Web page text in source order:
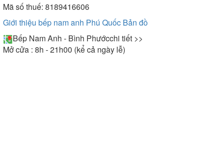
Mã số thuế: 8189416606
Giới thiệu bếp nam anh Phú Quốc Bản đồ
Bếp Nam Anh - Bình Phướcchi tiết >>
Mở cửa : 8h - 21h00 (kể cả ngày lễ)